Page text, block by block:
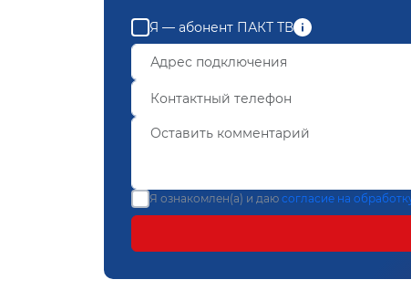
Я — абонент ПАКТ ТВ
Я ознакомлен(а) и даю согласие на